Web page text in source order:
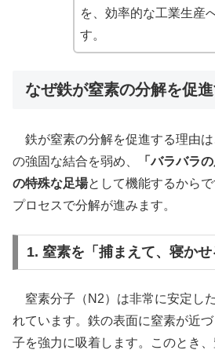
を、効率的な工業生産
す。
なぜ鉄が窒素の分解を促
鉄が窒素の分解を促進する理由
の強固な結合を弱め、
「バラバラ
の特殊な足場として機能するから
プロセスで分解が進みます。
1. 窒素を「捕まえて、寝かせ
窒素分子（N2）は非常に安定し
れています。鉄の表面に窒素が近
子を強力に吸着します。このとき